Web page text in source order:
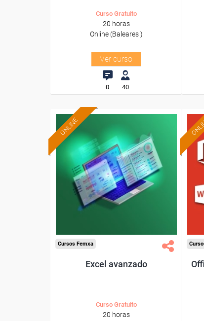
Curso Gratuito
20 horas
Online (Baleares )
Ver curso
0 40
ONLINE
Formación 100%
subvencionada.
Para trabajadores y
autónomos de Madrid.
Para todos los sectores.
Cursos Femxa
Excel avanzado
Curso Gratuito
20 horas